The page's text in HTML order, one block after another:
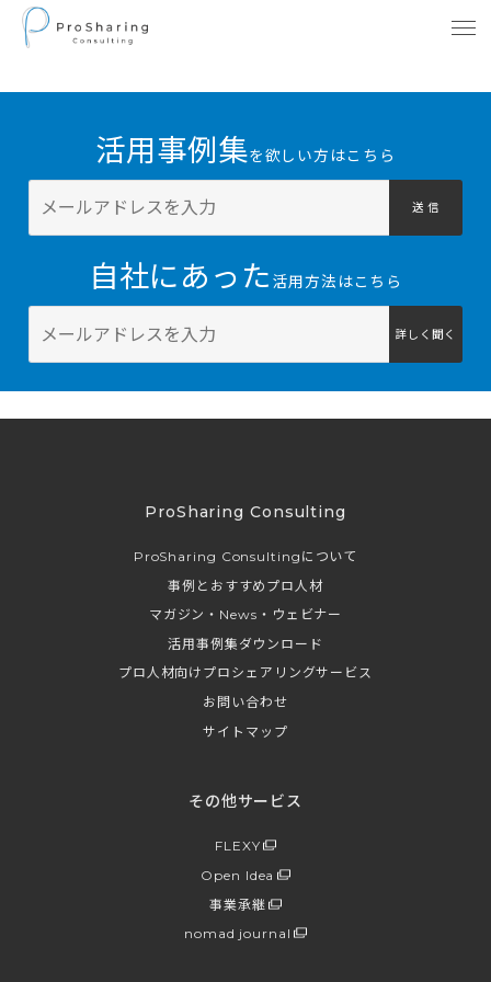
活用事例集を欲しい方はこちら
送 信
自社にあった 活用方法はこちら
詳しく聞く
ProSharing Consulting
ProSharing Consultingについて
事例とおすすめプロ人材
マガジン・News・ウェビナー
活用事例集ダウンロード
プロ人材向けプロシェアリングサービス
お問い合わせ
サイトマップ
その他サービス
FLEXY
Open Idea
事業承継
nomad journal